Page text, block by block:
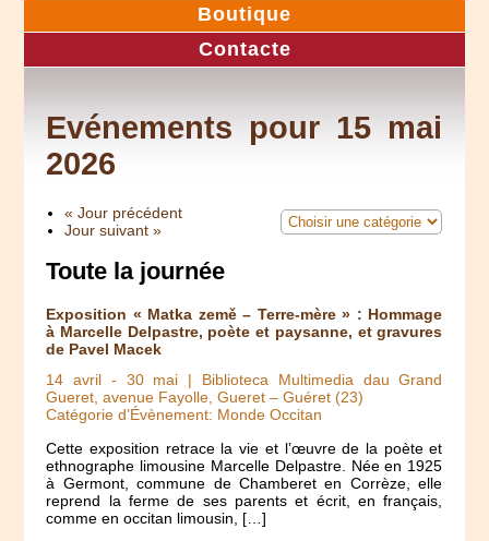
Boutique
Contacte
Evénements pour 15 mai
2026
« Jour précédent
Jour suivant »
Toute la journée
Exposition « Matka země – Terre-mère » : Hommage
à Marcelle Delpastre, poète et paysanne, et gravures
de Pavel Macek
14 avril - 30 mai | Biblioteca Multimedia dau Grand
Gueret, avenue Fayolle, Gueret – Guéret (23)
Catégorie d’Évènement: Monde Occitan
Cette exposition retrace la vie et l’œuvre de la poète et
ethnographe limousine Marcelle Delpastre. Née en 1925
à Germont, commune de Chamberet en Corrèze, elle
reprend la ferme de ses parents et écrit, en français,
comme en occitan limousin, […]